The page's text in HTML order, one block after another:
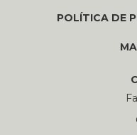
POLÍTICA DE